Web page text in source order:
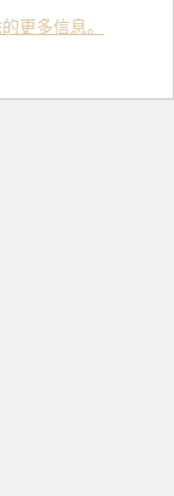
更多信息。